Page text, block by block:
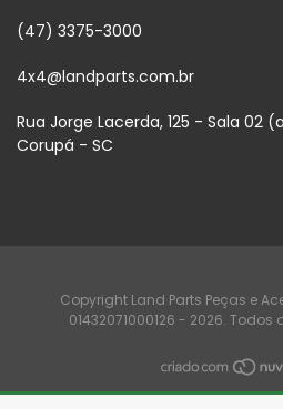
(47) 3375-3000
4x4@landparts.com.br
Rua Jorge Lacerda, 125 - Sala 02
Corupá - SC
Copyright Land Parts Peças e
01432071000126 - 2026.